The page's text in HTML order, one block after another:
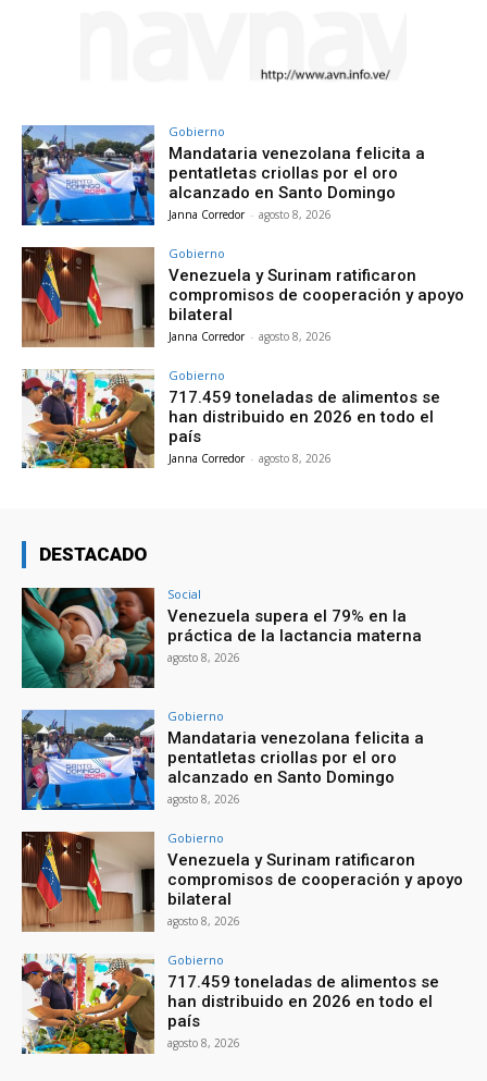
Gobierno
Mandataria venezolana felicita a
pentatletas criollas por el oro
alcanzado en Santo Domingo
Janna Corredor - agosto 8, 2026
Gobierno
Venezuela y Surinam ratificaron
compromisos de cooperación y apoyo
bilateral
Janna Corredor - agosto 8, 2026
Gobierno
717.459 toneladas de alimentos se
han distribuido en 2026 en todo el
país
Janna Corredor - agosto 8, 2026
DESTACADO
Social
Venezuela supera el 79% en la
práctica de la lactancia materna
agosto 8, 2026
Gobierno
Mandataria venezolana felicita a
pentatletas criollas por el oro
alcanzado en Santo Domingo
agosto 8, 2026
Gobierno
Venezuela y Surinam ratificaron
compromisos de cooperación y apoyo
bilateral
agosto 8, 2026
Gobierno
717.459 toneladas de alimentos se
han distribuido en 2026 en todo el
país
agosto 8, 2026